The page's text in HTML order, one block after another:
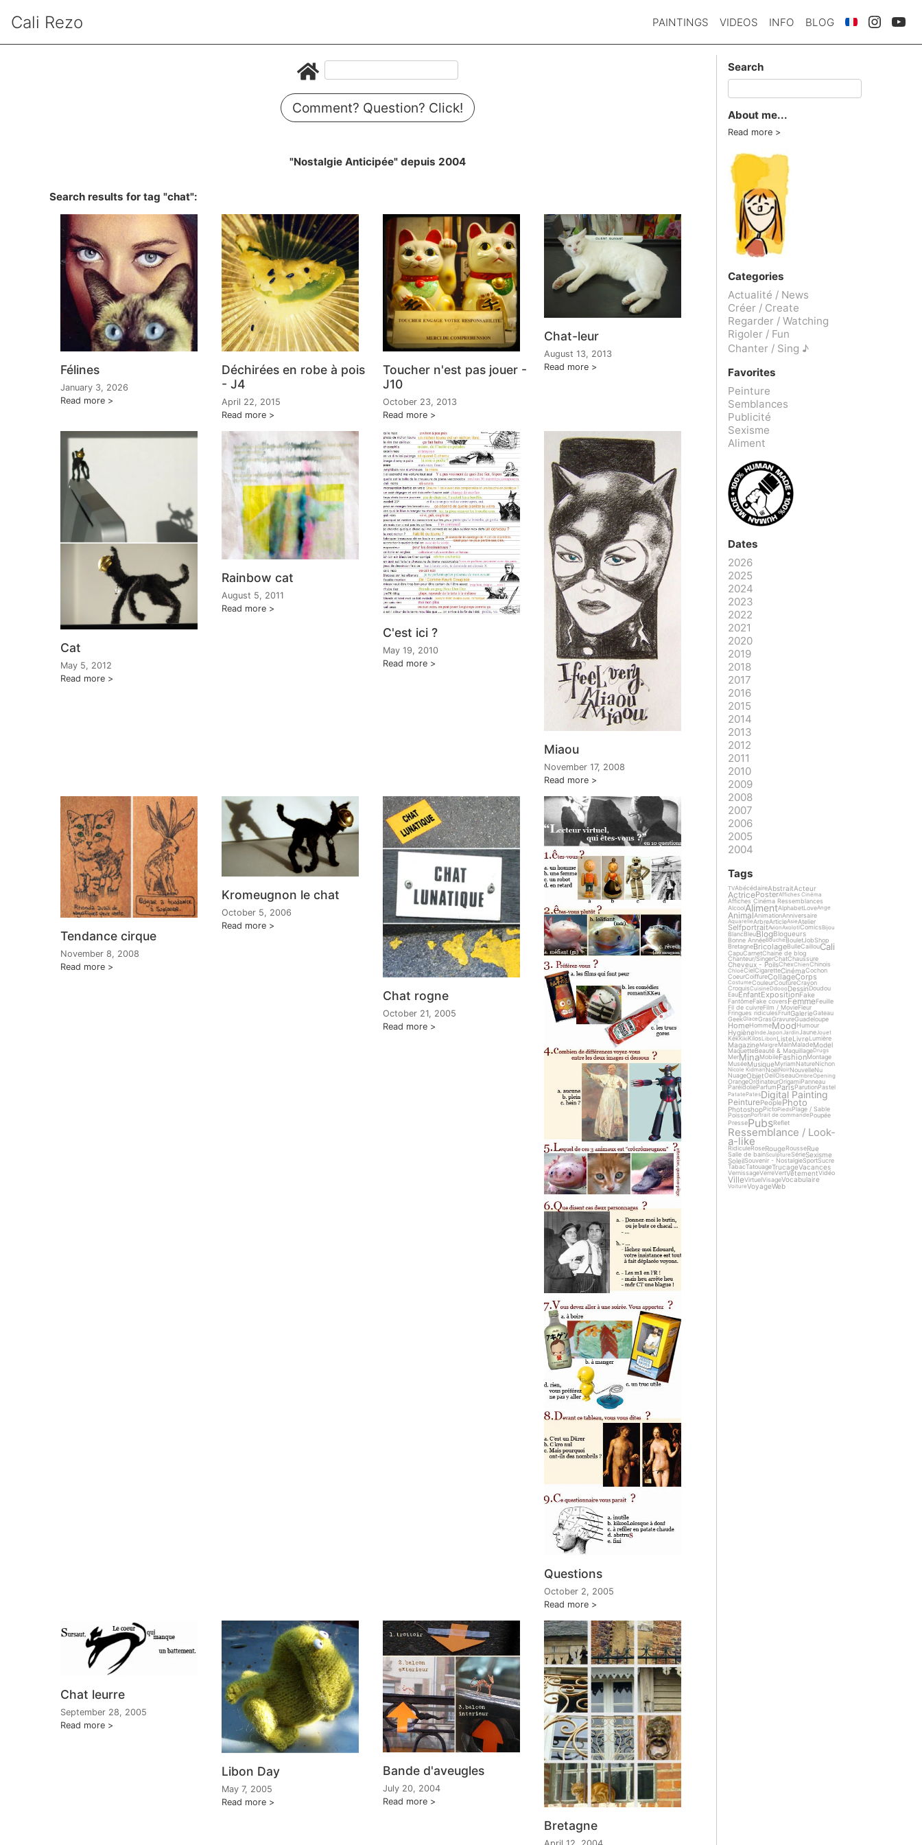
Cali Rezo PAINTINGS VIDEOS INFO BLOG
Comment? Question? Click!
"Nostalgie Anticipée" depuis 2004
Search results for tag "chat":
Félines
January 3, 2026
Read more
Déchirées en robe à pois
- J4
April 22, 2015
Read more
Toucher n'est pas jouer -
J10
October 23, 2013
Read more
Chat-leur
August 13, 2013
Read more
Cat
May 5, 2012
Read more
Rainbow cat
August 5, 2011
Read more
C'est ici ?
May 19, 2010
Read more
Miaou
November 17, 2008
Read more
Tendance cirque
November 8, 2008
Read more
Kromeugnon le chat
October 5, 2006
Read more
Chat rogne
October 21, 2005
Read more
Questions
October 2, 2005
Read more
Chat leurre
September 28, 2005
Read more
Libon Day
May 7, 2005
Read more
Bande d'aveugles
July 20, 2004
Read more
Bretagne
Search
About me...
Read more
Categories
Actualité / News
Créer / Create
Regarder / Watching
Rigoler / Fun
Chanter / Sing ♪
Favorites
Peinture
Semblances
Publicité
Sexisme
Aliment
Dates
2026
2025
2024
2023
2022
2021
2020
2019
2018
2017
2016
2015
2014
2013
2012
2011
2010
2009
2008
2007
2006
2005
2004
Tags
TVAbécédaireAbstraitActeur
ActricePosterAffiches Cinéma
Affiches Cinéma Ressemblances
AlcoolAlimentAlphabetLoveAnge
AnimalAnimationAnniversaire
AquarelleArbreArticleAsieAtelier
SelfportraitAvionAxolotlComicsBijou
BlancBleuBlogBlogueurs
Bonne AnnéeBoucheBouletJobShop
BretagneBricolageBulleCaillouCali
CapuCarnetChaine de blog
Chanteur/SingerChatChaussure
Cheveux - PoilsChexChienChinois
ChloéCielCigaretteCinémaCochon
CoeurCoiffureCollageCorps
CostumeCouleurCoutureCrayon
CroquisCuisineDdoooDessinDoudou
EauEnfantExpositionFake
FantômeFake coversFemmeFeuille
Fil de cuivreFilm / MovieFleur
Fringues ridiculesFruitGalerieGateau
GeekGlaceGrasGravureGuadeloupe
HomeHommeMoodHumour
HygièneInde Japon JardinJaune Jouet
KekKikiKilosLibon ListeLivreLumière
MagazineMaigre MainMaladeModel
MaquetteBeauté & MaquillageDrugs
MerMinaMobileFashionMontage
MuséeMusiqueMyriamNatureNichon
Nicole KidmanNoëlNoirNouvelleNu
NuageObjetOeilOiseauOmbreOpening
OrangeOrdinateurOrigamiPanneau
ParéidolieParfumParisParutionPastel
PatatePatesDigital Painting
PeinturePeoplePhoto
PhotoshopPictoPiedsPlage / Sable
PoissonPortrait de commande Poupée
PressePubsReflet
Ressemblance / Look-
a-like
RidiculeRoseRougeRousseRue
Salle de bainSculptureSérieSexisme
SoleilSouvenir - NostalgieSportSucre
TabacTatouageTrucageVacances
VernissageVerreVertVêtementVidéo
VilleVirtuelVisageVocabulaire
VoitureVoyageWeb